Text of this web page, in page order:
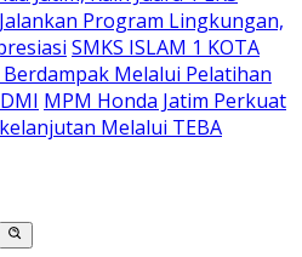
Program Lingkungan,
SMKS ISLAM 1 KOTA
Melalui Pelatihan
MPM Honda Jatim Perkuat
Melalui TEBA